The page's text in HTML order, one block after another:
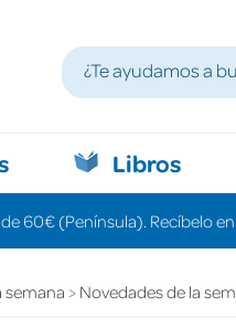
Libros
60€ (Península). Recíbelo
semana Novedades de la